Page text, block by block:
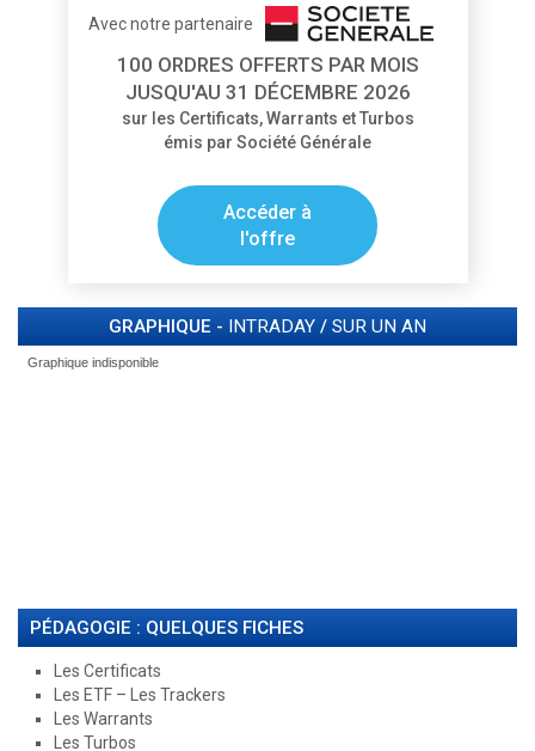
Avec notre partenaire
100 ORDRES OFFERTS PAR MOIS
JUSQU'AU 31 DÉCEMBRE 2026
sur les Certificats, Warrants et Turbos
émis par Société Générale
Accéder à
l'offre
GRAPHIQUE - INTRADAY / SUR UN AN
PÉDAGOGIE : QUELQUES FICHES
Les Certificats
Les ETF – Les Trackers
Les Warrants
Les Turbos